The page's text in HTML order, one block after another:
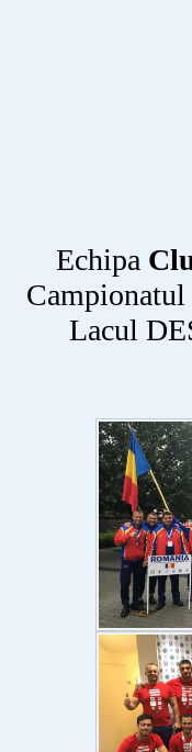
Echipa
Lacul